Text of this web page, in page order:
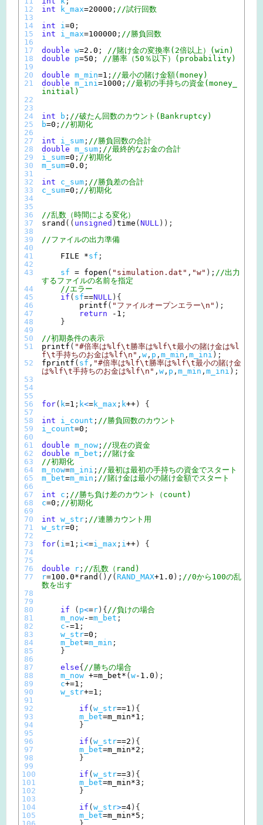
12
13
14
15
16
17
18
19
20
21
22
23
24
25
26
27
28
29
30
31
32
33
34
35
36
37
38
39
40
41
42
43
44
45
46
47
48
49
50
51
52
53
54
55
56
57
58
59
60
61
62
63
64
65
66
67
68
69
70
71
72
73
74
75
76
77
78
79
80
81
82
83
84
85
86
87
88
89
90
91
92
93
94
95
96
97
98
99
100
101
102
103
104
105
int
k_max=20000 ; //試行回数
int
i =0 ;
int
i_max=100000 ; //勝負回数
double w=2.0 ;
//賭け金の変換率(2倍以上）(win)
double
p=50 ;
//勝率（50％以下）(probability)
double m_min=1 ; //最小の賭け金額(money)
double m_ini =1000 ; //最初の手持ちの資金(money_
initial)
int b ; //破たん回数のカウント(Bankruptcy)
b=0 ; //初期化
int
i_sum ; //勝負回数の合計
double m_sum ; //最終的なお金の合計
i_sum=0 ; //初期化
m_sum=0.0 ;
int
c_sum ; //勝負差の合計
c_sum=0 ; //初期化
//乱数（時間による変化）
srand ( ( unsigned ) time (NULL ) ) ;
//ファイルの出力準備
FILE *sf ;
sf = fopen ( "simulation.dat" , "w" ) ; //出力
するファイルの名前を指定
//エラー
if ( sf==NULL ) {
printf ( "ファイルオープンエラー\n" ) ;
return
- 1 ;
}
//初期条件の表示
printf ( "#倍率は%lf\t勝率は%lf\t最小の賭け金は%l
f\t手持ちのお金は%lf\n" , w , p , m_min , m_ini ) ;
fprintf ( sf , "#倍率は%lf\t勝率は%lf\t最小の賭け金
は%lf\t手持ちのお金は%lf\n" , w , p , m_min , m_ini ) ;
for( k=1 ; k<=k_max ; k++)
{
int
i_count ; //勝負回数のカウント
i_count=0 ;
double m_now ; //現在の資金
double m_bet ; //賭け金
//初期化
m_now=m_ini ; //最初は最初の手持ちの資金でスタート
m_bet=m_min ; //賭け金は最小の賭け金額でスタート
int
c ; //勝ち負け差のカウント（count)
c=0 ; //初期化
int w_str ; //連勝カウント用
w_str=0 ;
for( i =1 ; i <=i_max ; i ++) {
double r ; //乱数（rand)
r=100.0* rand ( ) / ( RAND_MAX+1.0 ) ; //0から100の乱
数を出す
if ( p<=r) { //負けの場合
m_now-=m_bet ;
c -=1 ;
w_str=0 ;
m_bet=m_min ;
}
else{ //勝ちの場合
m_now +=m_bet* (w- 1.0 ) ;
c+=1 ;
w_str+=1 ;
if (w_str==1 ) {
m_bet=m_min*1 ;
}
if (w_str==2 ) {
m_bet=m_min*2 ;
}
if (w_str==3 ) {
m_bet=m_min*3 ;
}
if (w_str>=4) {
m_bet=m_min*5 ;